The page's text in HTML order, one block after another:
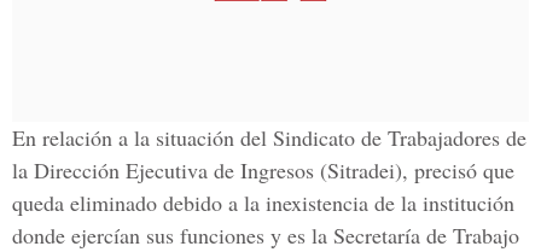
En relación a la situación del Sindicato de Trabajadores de
la Dirección Ejecutiva de Ingresos (Sitradei), precisó que
queda eliminado debido a la inexistencia de la institución
donde ejercían sus funciones y es la Secretaría de Trabajo